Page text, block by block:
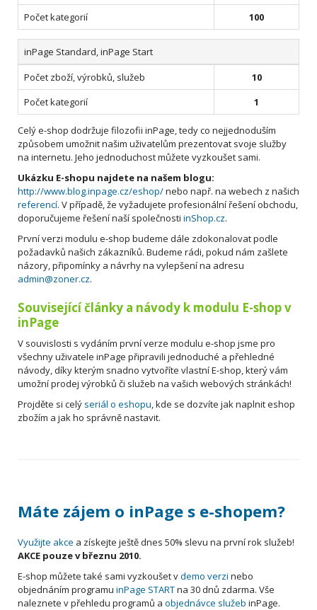
Počet kategorií
100
inPage Standard, inPage Start
Počet zboží, výrobků, služeb
10
Počet kategorií
1
Celý e-shop dodržuje filozofii inPage, tedy co nejjednoduším
způsobem umožnit našim uživatelům prezentovat svoje služby
na internetu. Jeho jednoduchost můžete vyzkoušet sami.
Ukázku E-shopu najdete na našem blogu:
http://www.blog.inpage.cz/eshop/nebo např. na webech z našich
referencí. V případě, že vyžadujete profesionální řešení obchodu,
doporučujeme řešení naší společnosti inShop.cz.
První verzi modulu e-shop budeme dále zdokonalovat podle
požadavků našich zákazníků. Budeme rádi, pokud nám zašlete
názory, připomínky a návrhy na vylepšení na adresu
admin@zoner.cz.
Související články a návody k modulu E-shop v
inPage
V souvislosti s vydáním první verze modulu e-shop jsme pro
všechny uživatele inPage připravili jednoduché a přehledné
návody, díky kterým snadno vytvoříte vlastní E-shop, který vám
umožní prodej výrobků či služeb na vašich webových stránkách!
Projděte si celý seriál o eshopu, kde se dozvíte jak naplnit eshop
zbožím a jak ho správně nastavit.
Máte zájem o inPage s e-shopem?
Využijte akce a získejte ještě dnes 50% slevu na první rok služeb!
AKCE pouze v březnu 2010.
E-shop můžete také sami vyzkoušet vdemo verzi nebo
objednáním programu inPage STARTna 30 dnů zdarma. Vše
naleznete v přehledu programů a objednávce služeb inPage.